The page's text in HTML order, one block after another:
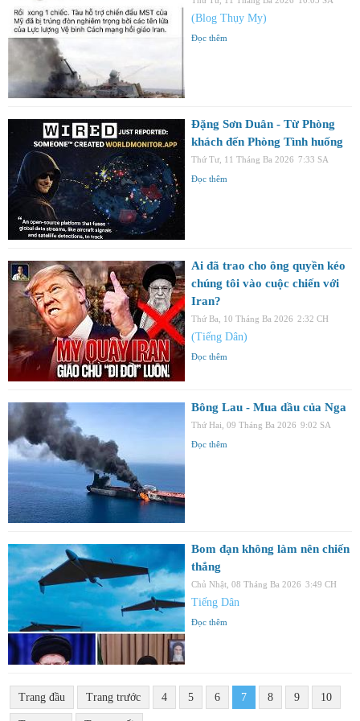
(Blog Thụy My)
Đọc thêm
Đặng Sơn Duân - Từ Phòng
khách đến Phòng Tình huống
Thứ Tư, 11 Tháng Ba 2026 7:33 SA
Đọc thêm
Ai đã trao cho ông quyền kéo
chúng tôi vào cuộc chiến với
Iran?
Thứ Ba, 10 Tháng Ba 2026 2:32 CH
(Tiếng Dân)
Đọc thêm
Bông Lau - Mua dầu của Nga
Thứ Hai, 09 Tháng Ba 2026 9:02 SA
Đọc thêm
Bom đạn không làm nên chiến
thắng
Chủ Nhật, 08 Tháng Ba 2026 3:49 CH
Tiếng Dân
Đọc thêm
Trang đầu Trang trước 4 5 6 7 8 9 10